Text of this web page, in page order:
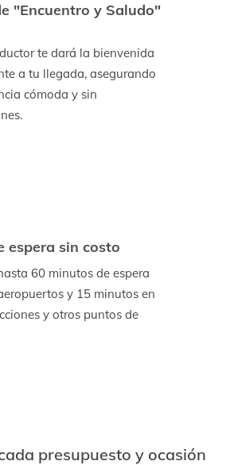
"Encuentro y Saludo"
te dará la bienvenida
a tu llegada, asegurando
cómoda y sin
espera sin costo
60 minutos de espera
y 15 minutos en
y otros puntos de
presupuesto y ocasión